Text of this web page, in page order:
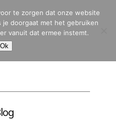
te zorgen dat onze website
je doorgaat met het gebruiken
vanuit dat ermee instemt.
Ok